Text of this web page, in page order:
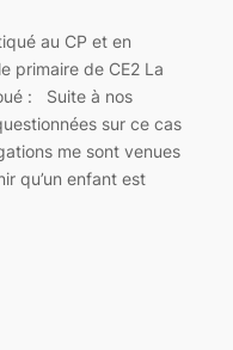
au CP et en
primaire de CE2 La
: Suite à nos
sur ce cas
me sont venues
qu’un enfant est